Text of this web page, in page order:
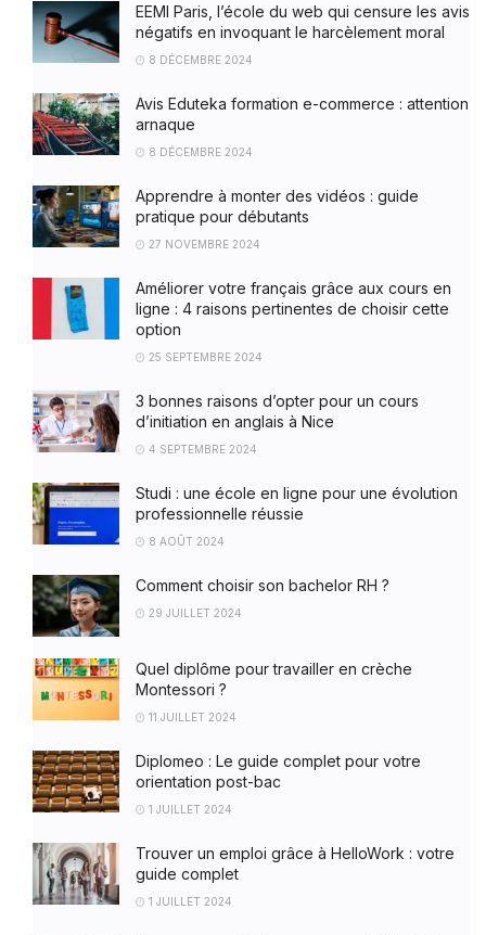
EEMI Paris, l’école du web qui censure les avis
négatifs en invoquant le harcèlement moral
8 DÉCEMBRE 2024
Avis Eduteka formation e-commerce : attention
arnaque
8 DÉCEMBRE 2024
Apprendre à monter des vidéos : guide
pratique pour débutants
27 NOVEMBRE 2024
Améliorer votre français grâce aux cours en
ligne : 4 raisons pertinentes de choisir cette
option
25 SEPTEMBRE 2024
3 bonnes raisons d’opter pour un cours
d’initiation en anglais à Nice
4 SEPTEMBRE 2024
Studi : une école en ligne pour une évolution
professionnelle réussie
8 AOÛT 2024
Comment choisir son bachelor RH ?
29 JUILLET 2024
Quel diplôme pour travailler en crèche
Montessori ?
11 JUILLET 2024
Diplomeo : Le guide complet pour votre
orientation post-bac
1 JUILLET 2024
Trouver un emploi grâce à HelloWork : votre
guide complet
1 JUILLET 2024